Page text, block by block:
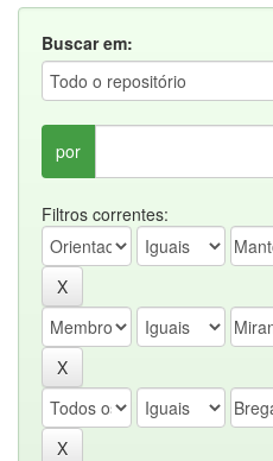
Buscar em:
por
Filtros correntes: